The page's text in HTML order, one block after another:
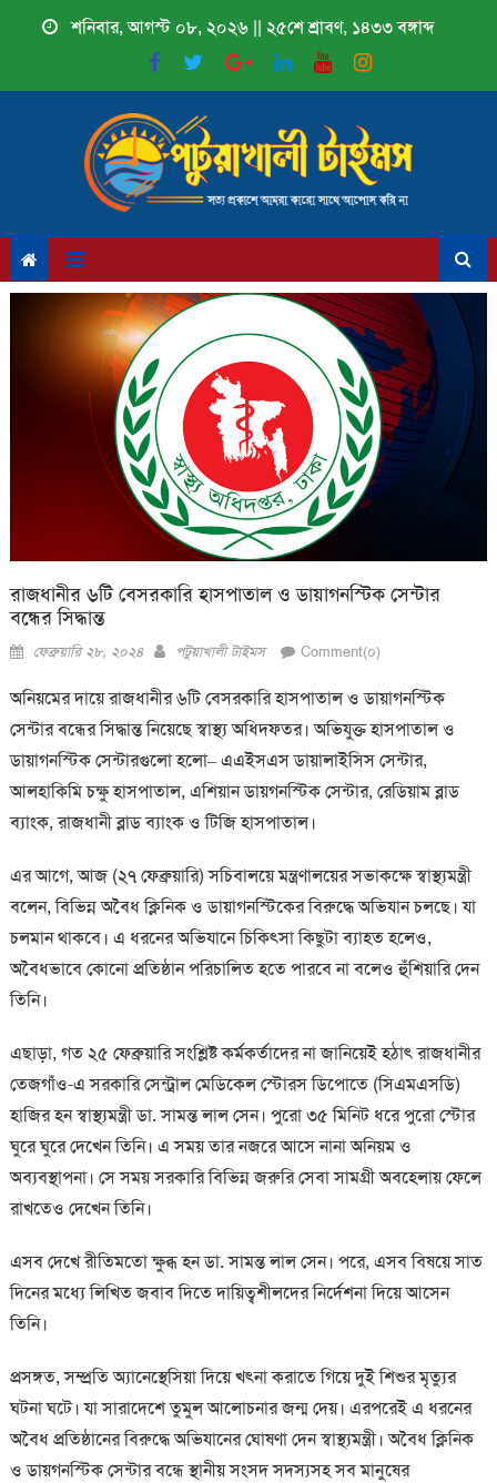
শনিবার, আগস্ট ০৮, ২০২৬ || ২৫শে শ্রাবণ, ১৪৩৩ বঙ্গাব্দ
রাজধানীর ৬টি বেসরকারি হাসপাতাল ও ডায়াগনস্টিক সেন্টার
বন্ধের সিদ্ধান্ত
Posted
ফেব্রুয়ারি ২৮, ২০২৪ Author
পটুয়াখালী টাইমস Comment(০)
অনিয়মের দায়ে রাজধানীর ৬টি বেসরকারি হাসপাতাল ও ডায়াগনস্টিক
সেন্টার বন্ধের সিদ্ধান্ত নিয়েছে স্বাস্থ্য অধিদফতর। অভিযুক্ত হাসপাতাল ও
ডায়াগনস্টিক সেন্টারগুলো হলো– এএইসএস ডায়ালাইসিস সেন্টার,
আলহাকিমি চক্ষু হাসপাতাল, এশিয়ান ডায়গনস্টিক সেন্টার, রেডিয়াম ব্লাড
ব্যাংক, রাজধানী ব্লাড ব্যাংক ও টিজি হাসপাতাল।
এর আগে, আজ (২৭ ফেব্রুয়ারি) সচিবালয়ে মন্ত্রণালয়ের সভাকক্ষে স্বাস্থ্যমন্ত্রী
বলেন, বিভিন্ন অবৈধ ক্লিনিক ও ডায়াগনস্টিকের বিরুদ্ধে অভিযান চলছে। যা
চলমান থাকবে। এ ধরনের অভিযানে চিকিৎসা কিছুটা ব্যাহত হলেও,
অবৈধভাবে কোনো প্রতিষ্ঠান পরিচালিত হতে পারবে না বলেও হুঁশিয়ারি দেন
তিনি।
এছাড়া, গত ২৫ ফেব্রুয়ারি সংশ্লিষ্ট কর্মকর্তাদের না জানিয়েই হঠাৎ রাজধানীর
তেজগাঁও-এ সরকারি সেন্ট্রাল মেডিকেল স্টোরস ডিপোতে (সিএমএসডি)
হাজির হন স্বাস্থ্যমন্ত্রী ডা. সামন্ত লাল সেন। পুরো ৩৫ মিনিট ধরে পুরো স্টোর
ঘুরে ঘুরে দেখেন তিনি। এ সময় তার নজরে আসে নানা অনিয়ম ও
অব্যবস্থাপনা। সে সময় সরকারি বিভিন্ন জরুরি সেবা সামগ্রী অবহেলায় ফেলে
রাখতেও দেখেন তিনি।
এসব দেখে রীতিমতো ক্ষুব্ধ হন ডা. সামন্ত লাল সেন। পরে, এসব বিষয়ে সাত
দিনের মধ্যে লিখিত জবাব দিতে দায়িত্বশীলদের নির্দেশনা দিয়ে আসেন
তিনি।
প্রসঙ্গত, সম্প্রতি অ্যানেস্থেসিয়া দিয়ে খৎনা করাতে গিয়ে দুই শিশুর মৃত্যুর
ঘটনা ঘটে। যা সারাদেশে তুমুল আলোচনার জন্ম দেয়। এরপরেই এ ধরনের
অবৈধ প্রতিষ্ঠানের বিরুদ্ধে অভিযানের ঘোষণা দেন স্বাস্থ্যমন্ত্রী। অবৈধ ক্লিনিক
ও ডায়গনস্টিক সেন্টার বন্ধে স্থানীয় সংসদ সদস্যসহ সব মানুষের